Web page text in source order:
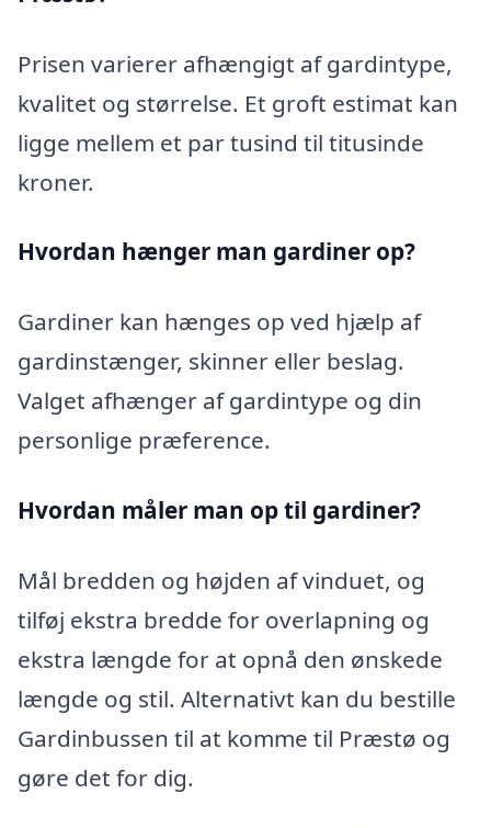
Prisen varierer afhængigt af gardintype,
kvalitet og størrelse. Et groft estimat kan
ligge mellem et par tusind til titusinde
kroner.
Hvordan hænger man gardiner op?
Gardiner kan hænges op ved hjælp af
gardinstænger, skinner eller beslag.
Valget afhænger af gardintype og din
personlige præference.
Hvordan måler man op til gardiner?
Mål bredden og højden af vinduet, og
tilføj ekstra bredde for overlapning og
ekstra længde for at opnå den ønskede
længde og stil. Alternativt kan du bestille
Gardinbussen til at komme til Præstø og
gøre det for dig.